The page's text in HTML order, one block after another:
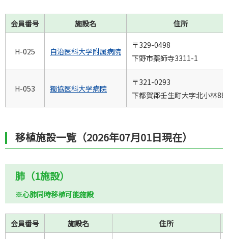
会員番号 施設名 住所
H-025 自治医科大学附属病院
〒329-0498
下野市薬師寺3311-1
H-053 獨協医科大学病院
〒321-0293
下都賀郡壬生町大字北小林
移植施設一覧（2026年07月01日現在）
肺（1施設）
※心肺同時移植可能施設
会員番号 施設名 住所